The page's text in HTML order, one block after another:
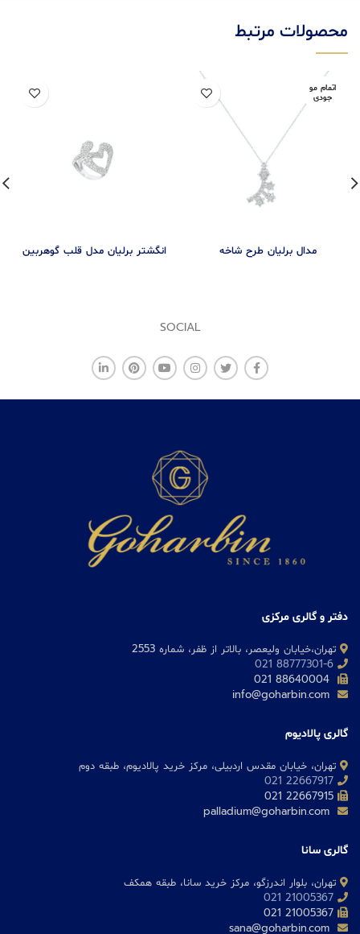
محصولات مرتبط
اتمام مو
جودی
مدال برلیان طرح شاخه انگشتر برلیان مدل قلب گوهربین
SOCIAL
دفتر و گالری مرکزی
تهران،خیابان ولیعصر، بالاتر از ظفر، شماره 2553
88777301-6 021
گالری پالادیوم
تهران، خیابان مقدس اردبیلی، مرکز خرید پالادیوم، طبقه دوم
22667917 021
گالری سانا
تهران، بلوار اندرزگو، مرکز خرید سانا، طبقه همکف
21005367 021